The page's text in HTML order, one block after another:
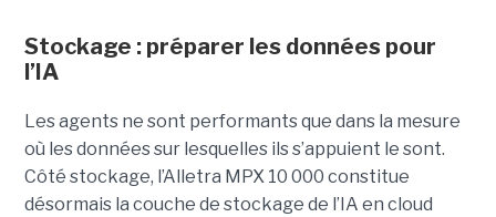
Stockage : préparer les données pour
l’IA
Les agents ne sont performants que dans la mesure
où les données sur lesquelles ils s’appuient le sont.
Côté stockage, l’Alletra MPX 10 000 constitue
désormais la couche de stockage de l’IA en cloud